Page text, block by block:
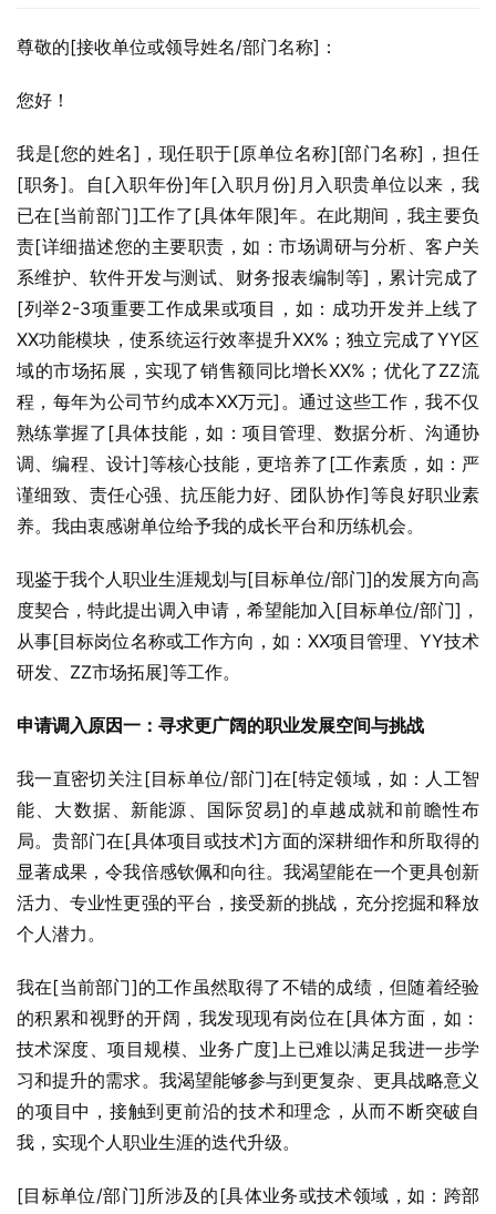
尊敬的[接收单位或领导姓名/部门名称]：
您好！
我是[您的姓名]，现任职于[原单位名称][部门名称]，担任
[职务]。自[入职年份]年[入职月份]月入职贵单位以来，我
已在[当前部门]工作了[具体年限]年。在此期间，我主要负
责[详细描述您的主要职责，如：市场调研与分析、客户关
系维护、软件开发与测试、财务报表编制等]，累计完成了
[列举2-3项重要工作成果或项目，如：成功开发并上线了
XX功能模块，使系统运行效率提升XX%；独立完成了YY区
域的市场拓展，实现了销售额同比增长XX%；优化了ZZ流
程，每年为公司节约成本XX万元]。通过这些工作，我不仅
熟练掌握了[具体技能，如：项目管理、数据分析、沟通协
调、编程、设计]等核心技能，更培养了[工作素质，如：严
谨细致、责任心强、抗压能力好、团队协作]等良好职业素
养。我由衷感谢单位给予我的成长平台和历练机会。
现鉴于我个人职业生涯规划与[目标单位/部门]的发展方向高
度契合，特此提出调入申请，希望能加入[目标单位/部门]，
从事[目标岗位名称或工作方向，如：XX项目管理、YY技术
研发、ZZ市场拓展]等工作。
申请调入原因一：寻求更广阔的职业发展空间与挑战
我一直密切关注[目标单位/部门]在[特定领域，如：人工智
能、大数据、新能源、国际贸易]的卓越成就和前瞻性布
局。贵部门在[具体项目或技术]方面的深耕细作和所取得的
显著成果，令我倍感钦佩和向往。我渴望能在一个更具创新
活力、专业性更强的平台，接受新的挑战，充分挖掘和释放
个人潜力。
我在[当前部门]的工作虽然取得了不错的成绩，但随着经验
的积累和视野的开阔，我发现现有岗位在[具体方面，如：
技术深度、项目规模、业务广度]上已难以满足我进一步学
习和提升的需求。我渴望能够参与到更复杂、更具战略意义
的项目中，接触到更前沿的技术和理念，从而不断突破自
我，实现个人职业生涯的迭代升级。
[目标单位/部门]所涉及的[具体业务或技术领域，如：跨部